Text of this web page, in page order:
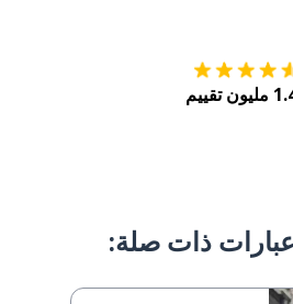
تقييم
ذات صلة: